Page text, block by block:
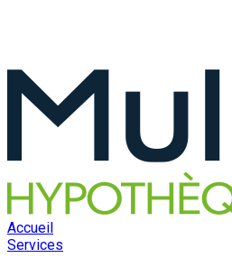
Accueil
Services